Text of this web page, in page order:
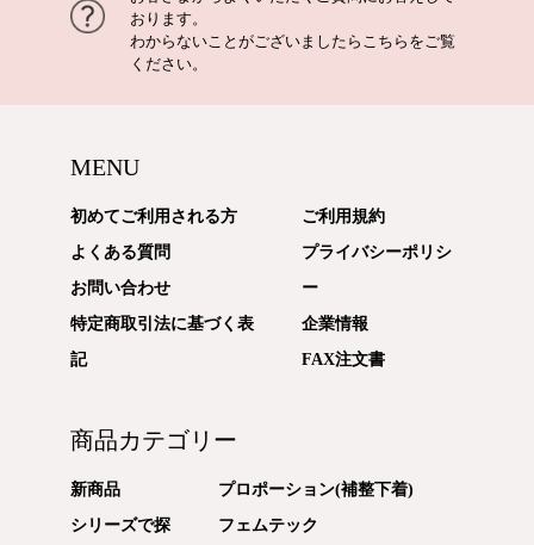
おります。
わからないことがございましたら こちら をご覧
ください。
MENU
初めてご利用される方
よくある質問
お問い合わせ
特定商取引法に基づく表
記
ご利用規約
プライバシーポリシ
ー
企業情報
FAX注文書
商品カテゴリー
新商品
シリーズで探
プロポーション(補整下着)
フェムテック